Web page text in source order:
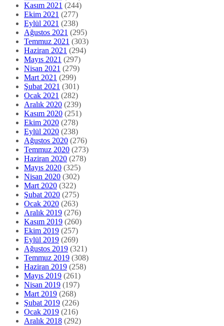
Kasım 2021 (244)
Ekim 2021 (277)
Eylül 2021 (238)
Ağustos 2021 (295)
Temmuz 2021 (303)
Haziran 2021 (294)
Mayıs 2021 (297)
Nisan 2021 (279)
Mart 2021 (299)
Şubat 2021 (301)
Ocak 2021 (282)
Aralık 2020 (239)
Kasım 2020 (251)
Ekim 2020 (278)
Eylül 2020 (238)
Ağustos 2020 (276)
Temmuz 2020 (273)
Haziran 2020 (278)
Mayıs 2020 (325)
Nisan 2020 (302)
Mart 2020 (322)
Şubat 2020 (275)
Ocak 2020 (263)
Aralık 2019 (276)
Kasım 2019 (260)
Ekim 2019 (257)
Eylül 2019 (269)
Ağustos 2019 (321)
Temmuz 2019 (308)
Haziran 2019 (258)
Mayıs 2019 (261)
Nisan 2019 (197)
Mart 2019 (268)
Şubat 2019 (226)
Ocak 2019 (216)
Aralık 2018 (292)